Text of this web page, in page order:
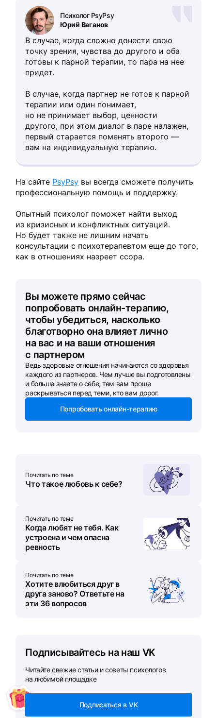
Юрий Ваганов
Психолог PsyPsy
В случае, когда сложно донести свою
точку зрения, чувства до другого и оба
готовы к парной терапии, то пара на нее
придет.
В случае, когда партнер не готов к парной
терапии или один понимает,
но не принимает выбор, ценности
другого, при этом диалог в паре налажен,
первый старается поменять второго —
вам на индивидуальную терапию.
На сайте PsyPsy вы всегда сможете получить
профессиональную помощь и поддержку.
Опытный психолог поможет найти выход
из кризисных и конфликтных ситуаций.
Но будет также не лишним начать
консультации с психотерапевтом еще до того,
как в отношениях назреет ссора.
Вы можете прямо сейчас
попробовать онлайн-терапию,
чтобы убедиться, насколько
благотворно она влияет лично
на вас и на ваши отношения
с партнером
Ведь здоровые отношения начинаются со здоровья
каждого из партнеров. Чем лучше вы подготовлены
и больше знаете о себе, тем вам проще
раскрываться перед теми, кто вам дорог.
Попробовать онлайн-терапию
Почитать по теме
Что такое любовь к себе?
Почитать по теме
Когда любят не тебя. Как
устроена и чем опасна
ревность
Почитать по теме
Хотите влюбиться друг в
друга заново? Ответьте на
эти 36 вопросов
Подписывайтесь на наш VK
Читайте свежие статьи и советы психологов
на любимой площадке
Подписаться в VK